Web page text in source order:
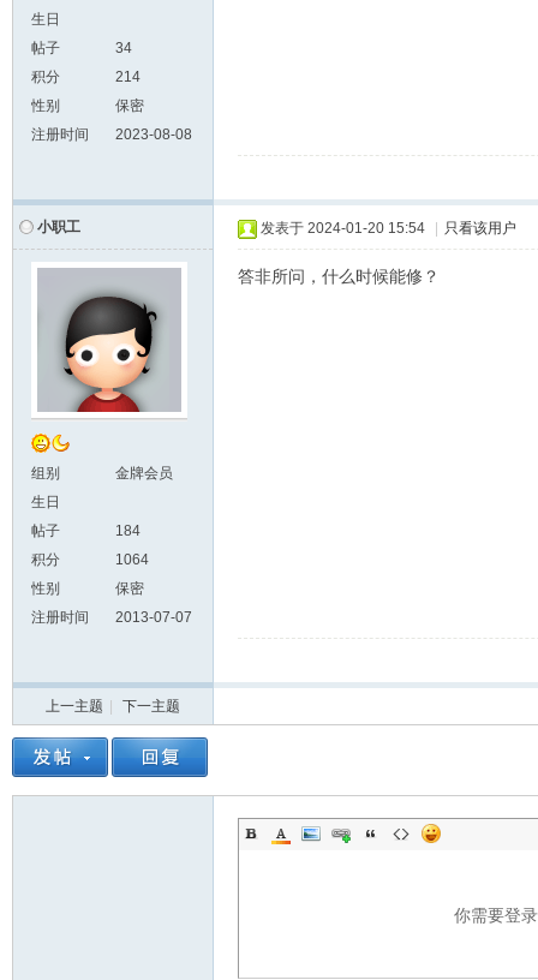
生日
帖子
34
积分
214
性别
保密
注册时间
2023-08-08
小职工
组别
金牌会员
生日
帖子
184
积分
1064
性别
保密
注册时间
2013-07-07
发表于 2024-01-20 15:54 只看该用户
答非所问，什么时候能修？
上一主题 下一主题
你需要登